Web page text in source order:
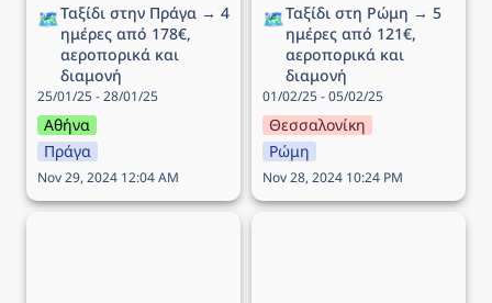
🗺️Ταξίδι στην Πράγα → 4
ημέρες από 178€,
αεροπορικά και
διαμονή
25/01/25 - 28/01/25
Αθήνα
Πράγα
Nov 29, 2024 12:04 AM
🗺️Ταξίδι στη Ρώμη → 5
ημέρες από 121€,
αεροπορικά και
διαμονή
01/02/25 - 05/02/25
Θεσσαλονίκη
Ρώμη
Nov 28, 2024 10:24 PM